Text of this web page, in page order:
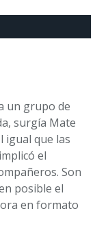
un grupo de
surgía Mate
igual que las
el
Son
posible el
en formato